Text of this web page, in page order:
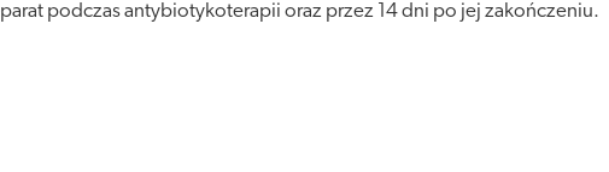
podczas antybiotykoterapii oraz przez 14 dni po jej zakończeniu.